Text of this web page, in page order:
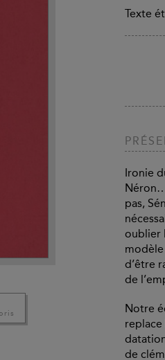
Texte
Ironie
pas,
oublier
d’être
de
Notre
de